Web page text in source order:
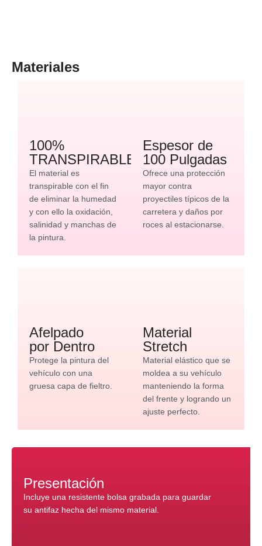
Materiales
100%
TRANSPIRABLE
El material es
transpirable con el fin
de eliminar la humedad
y con ello la oxidación,
salinidad y manchas de
la pintura.
Espesor de
100 Pulgadas
Ofrece una protección
mayor contra
proyectiles típicos de la
carretera y daños por
roces al estacionarse.
Afelpado
por Dentro
Protege la pintura del
vehículo con una
gruesa capa de fieltro.
Material
Stretch
Material elástico que se
moldea a su vehículo
manteniendo la forma
del frente y logrando un
ajuste perfecto.
Presentación
Incluye una resistente bolsa grabada para guardar
su antifaz hecha del mismo material.